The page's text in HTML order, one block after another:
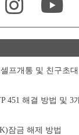
프개통 및 친구초
451 해결 방법 및 3
잠금 해제 방법